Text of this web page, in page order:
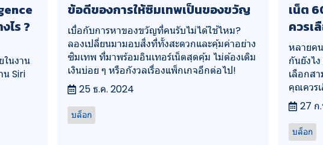
ไร ?
นงาน
น Siri
ข้อดีของการให้ซิมเทพเป็นของขวัญ
เบื่อกับการหาของขวัญที่คนรับไม่ได้ใช้ไหม?
ลองเปลี่ยนมามอบสิ่งที่ทั้งสะดวกและคุ้มค่าอย่าง
ซิมเทพ ที่มาพร้อมอินเทอร์เน็ตสุดคุ้ม ไม่ต้องเติม
เงินบ่อย ๆ หรือกังวลเรื่องแพ็กเกจอีกต่อไป!
25 ธ.ค. 2024
บล็อก
เน็ต
ควรเ
หลายค
กันยังไ
เลือกส
คุณควร
27 ก
บล็อก